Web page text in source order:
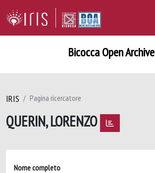
Bicocca Open Archive
IRIS Pagina ricercatore
QUERIN, LORENZO
Nome completo